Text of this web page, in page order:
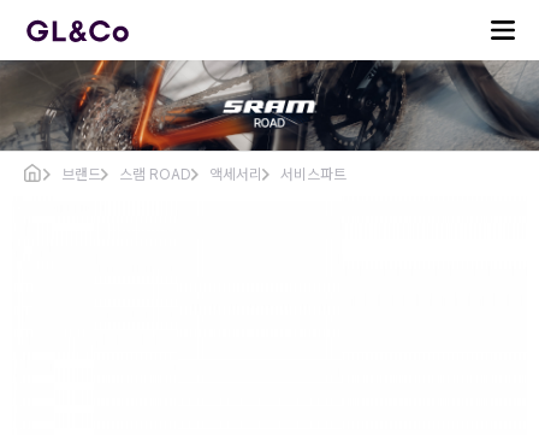
브랜드 스램 ROAD 액세서리 서비스파트